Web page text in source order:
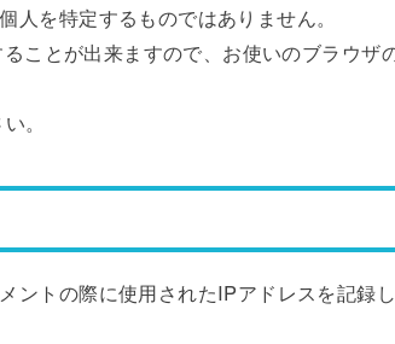
を特定するものではありません。
ことが出来ますので、お使いのブラウザ
。
ントの際に使用されたIPアドレスを記録